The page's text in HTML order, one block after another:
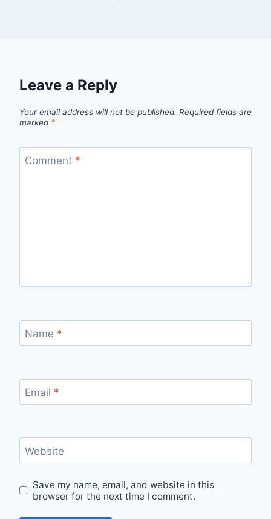
Leave a Reply
Your email address will not be published. Required fields are
marked *
Comment *
Name *
Email *
Website
Save my name, email, and website in this
browser for the next time I comment.